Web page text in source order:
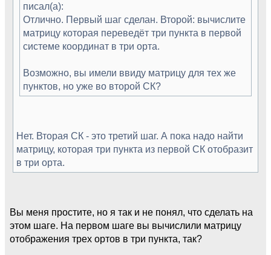
писал(а):
Отлично. Первый шаг сделан. Второй: вычислите
матрицу которая переведёт три пункта в первой
системе координат в три орта.
Возможно, вы имели ввиду матрицу для тех же
пунктов, но уже во второй СК?
Нет. Вторая СК - это третий шаг. А пока надо найти
матрицу, которая три пункта из первой СК отобразит
в три орта.
Вы меня простите, но я так и не понял, что сделать на
этом шаге. На первом шаге вы вычислили матрицу
отображения трех ортов в три пункта, так?